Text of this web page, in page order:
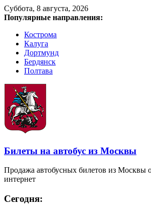
Суббота, 8 августа, 2026
Популярные направления:
Кострома
Калуга
Дортмунд
Бердянск
Полтава
Билеты на автобус из Москвы
Продажа автобусных билетов из Москвы
интернет
Сегодня: